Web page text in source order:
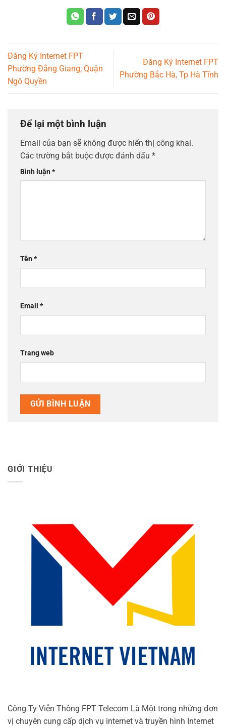
Đăng Ký Internet FPT
Phường Đằng Giang, Quận
Ngô Quyền
Đăng Ký Internet FPT
Phường Bắc Hà, Tp Hà Tĩnh
Để lại một bình luận
Email của bạn sẽ không được hiển thị công khai.
Các trường bắt buộc được đánh dấu *
Bình luận*
Tên*
Email *
Trang web
GIỚI THIỆU
Công Ty Viễn Thông FPT Telecom Là Một trong những đơn
vị chuyên cung cấp dịch vụ internet và truyền hình Internet